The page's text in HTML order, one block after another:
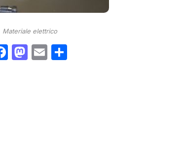
Materiale elettrico
Facebook
Mastodon
Email